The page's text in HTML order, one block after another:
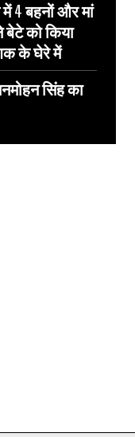
4 बहनों और मां
बेटे को किया
के घेरे में
सिंह का